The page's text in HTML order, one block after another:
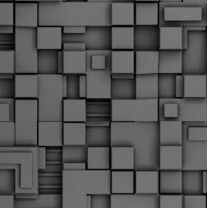
Το ΣτΕ απέρριψε οριστικά την
εκπαιδευτικού για την επαναφορά
Πάσχα και θερινής άδειας (13ος
εργαζόμενους του δημόσιου τομέα,
διαμάχη δεκαετιών που αφορούσε
Γνωστοποίηση έκδοσης
Παροχή οδηγιών.
► Δείτε/κατεβάστε την